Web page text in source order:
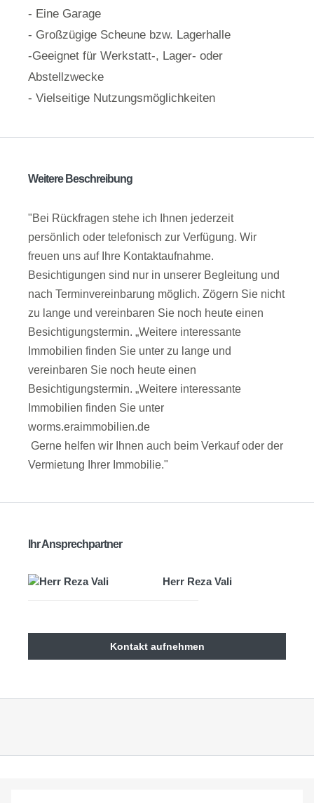
- Eine Garage
- Großzügige Scheune bzw. Lagerhalle
-Geeignet für Werkstatt-, Lager- oder
Abstellzwecke
- Vielseitige Nutzungsmöglichkeiten
Weitere Beschreibung
"Bei Rückfragen stehe ich Ihnen jederzeit
persönlich oder telefonisch zur Verfügung. Wir
freuen uns auf Ihre Kontaktaufnahme.
Besichtigungen sind nur in unserer Begleitung und
nach Terminvereinbarung möglich. Zögern Sie nicht
zu lange und vereinbaren Sie noch heute einen
Besichtigungstermin. „Weitere interessante
Immobilien finden Sie unter zu lange und
vereinbaren Sie noch heute einen
Besichtigungstermin. „Weitere interessante
Immobilien finden Sie unter
worms.eraimmobilien.de
Gerne helfen wir Ihnen auch beim Verkauf oder der
Vermietung Ihrer Immobilie."
Ihr Ansprechpartner
Herr Reza Vali
Kontakt aufnehmen